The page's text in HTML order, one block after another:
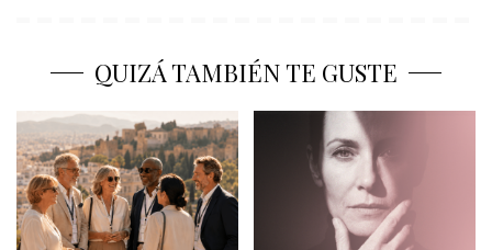
QUIZÁ TAMBIÉN TE GUSTE